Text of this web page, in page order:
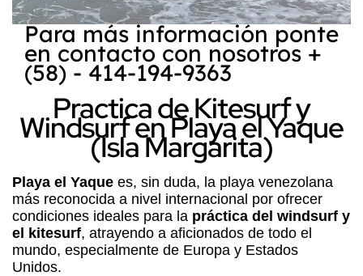
Para más información ponte
en contacto con nosotros +
(58) - 414-194-9363
Practica de Kitesurf y
Windsurf en Playa el Yaque
(Isla Margarita)
Playa el Yaque es, sin duda, la playa venezolana
más reconocida a nivel internacional por ofrecer
condiciones ideales para la práctica del windsurf y
el kitesurf, atrayendo a aficionados de todo el
mundo, especialmente de Europa y Estados
Unidos.